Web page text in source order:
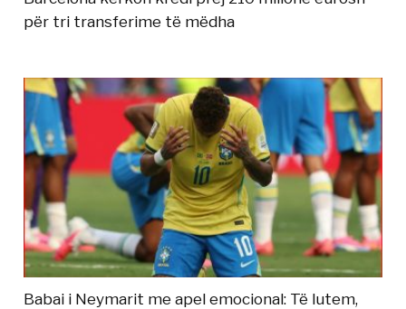
për tri transferime të mëdha
Babai i Neymarit me apel emocional: Të lutem,